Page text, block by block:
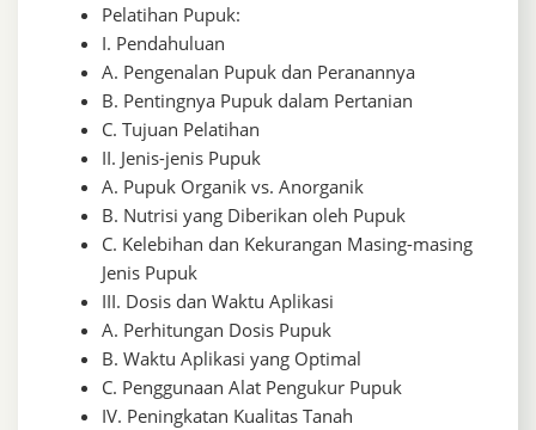
Pelatihan Pupuk:
I. Pendahuluan
A. Pengenalan Pupuk dan Peranannya
B. Pentingnya Pupuk dalam Pertanian
C. Tujuan Pelatihan
II. Jenis-jenis Pupuk
A. Pupuk Organik vs. Anorganik
B. Nutrisi yang Diberikan oleh Pupuk
C. Kelebihan dan Kekurangan Masing-masing
Jenis Pupuk
III. Dosis dan Waktu Aplikasi
A. Perhitungan Dosis Pupuk
B. Waktu Aplikasi yang Optimal
C. Penggunaan Alat Pengukur Pupuk
IV. Peningkatan Kualitas Tanah